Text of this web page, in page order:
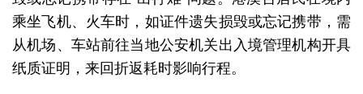
乘坐飞机、火车时，如证件遗失损毁或忘记携带，需
从机场、车站前往当地公安机关出入境管理机构开具
纸质证明，来回折返耗时影响行程。